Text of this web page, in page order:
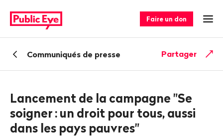
sur
publiceye.ch
rapide
Faire un don
RetourCommuniqués de presse Partager
Lancement de la campagne "Se
soigner : un droit pour tous, aussi
dans les pays pauvres"